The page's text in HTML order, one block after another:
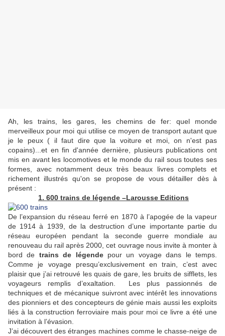
Ah, les trains, les gares, les chemins de fer: quel monde
merveilleux pour moi qui utilise ce moyen de transport autant que
je le peux ( il faut dire que la voiture et moi, on n'est pas
copains)...et en fin d'année dernière, plusieurs publications ont
mis en avant les locomotives et le monde du rail sous toutes ses
formes, avec notamment deux très beaux livres complets et
richement illustrés qu'on se propose de vous détailler dès à
présent :
1. 600 trains de légende –Larousse Editions
De l’expansion du réseau ferré en 1870 à l’apogée de la vapeur
de 1914 à 1939, de la destruction d’une importante partie du
réseau européen pendant la seconde guerre mondiale au
renouveau du rail après 2000, cet ouvrage nous invite à monter à
bord de trains de légendepour un voyage dans le temps.
Comme je voyage presqu’exclusivement en train, c’est avec
plaisir que j’ai retrouvé les quais de gare, les bruits de sifflets, les
voyageurs remplis d’exaltation. Les plus passionnés de
techniques et de mécanique suivront avec intérêt les innovations
des pionniers et des concepteurs de génie mais aussi les exploits
liés à la construction ferroviaire mais pour moi ce livre a été une
invitation à l’évasion.
J’ai découvert des étranges machines comme le chasse-neige de